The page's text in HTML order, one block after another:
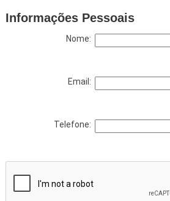
Informações Pessoais
Nome:
Email:
Telefone: